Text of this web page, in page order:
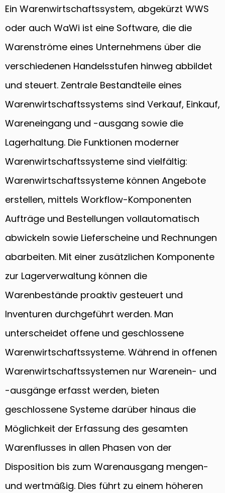
Ein Warenwirtschaftssystem, abgekürzt WWS
oder auch WaWi ist eine Software, die die
Warenströme eines Unternehmens über die
verschiedenen Handelsstufen hinweg abbildet
und steuert. Zentrale Bestandteile eines
Warenwirtschaftssystems sind Verkauf, Einkauf,
Wareneingang und -ausgang sowie die
Lagerhaltung. Die Funktionen moderner
Warenwirtschaftssysteme sind vielfältig:
Warenwirtschaftssysteme können Angebote
erstellen, mittels Workflow-Komponenten
Aufträge und Bestellungen vollautomatisch
abwickeln sowie Lieferscheine und Rechnungen
abarbeiten. Mit einer zusätzlichen Komponente
zur Lagerverwaltung können die
Warenbestände proaktiv gesteuert und
Inventuren durchgeführt werden. Man
unterscheidet offene und geschlossene
Warenwirtschaftssysteme. Während in offenen
Warenwirtschaftssystemen nur Warenein- und
-ausgänge erfasst werden, bieten
geschlossene Systeme darüber hinaus die
Möglichkeit der Erfassung des gesamten
Warenflusses in allen Phasen von der
Disposition bis zum Warenausgang mengen-
und wertmäßig. Dies führt zu einem höheren